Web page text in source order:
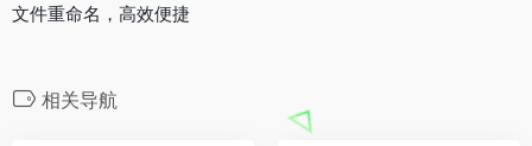
文件重命名，高效便捷
相关导航